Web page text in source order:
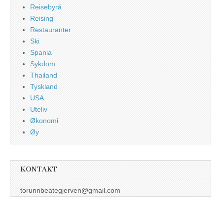
Reisebyrå
Reising
Restauranter
Ski
Spania
Sykdom
Thailand
Tyskland
USA
Uteliv
Økonomi
Øy
KONTAKT
torunnbeategjerven@gmail.com